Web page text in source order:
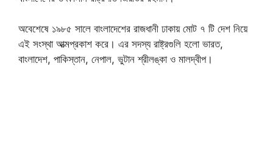
অবেশেষে ১৯৮৫ সালে বাংলাদেশের রাজধানী ঢাকায় মোট ৭ টি দেশ নিয়ে
এই সংস্থা আত্মপ্রকাশ করে। এর সদস্য রাষ্ট্রগুলি হলো ভারত,
বাংলাদেশ, পাকিস্তান, নেপাল, ভুটান শ্রীলঙ্কা ও মালদ্বীপ।